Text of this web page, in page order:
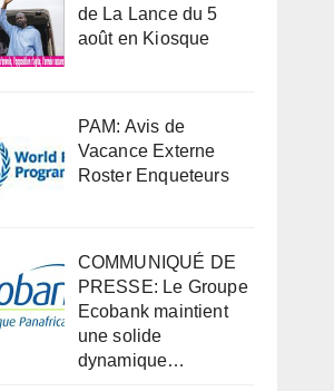
de La Lance du 5
août en Kiosque
PAM: Avis de
Vacance Externe
Roster Enqueteurs
COMMUNIQUÉ DE
PRESSE: Le Groupe
Ecobank maintient
une solide
dynamique…